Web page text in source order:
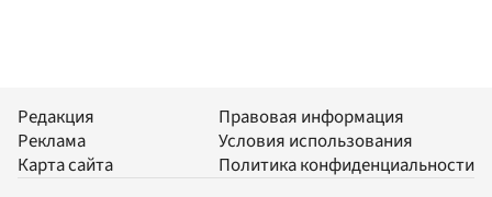
Редакция
Реклама
Карта сайта
Правовая информация
Условия использования
Политика конфиденциальности